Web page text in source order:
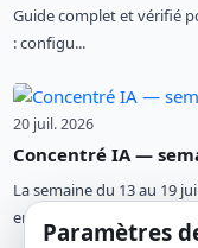
Guide complet et vérifié
: configu...
20 juil. 2026
Concentré IA —
La semaine du 13 au 19
entre l...Paramètres